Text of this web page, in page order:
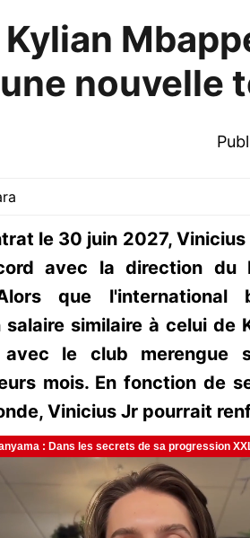
Kylian
une nouvelle
le 30 juin 2027,
avec la direction du
que l'international
similaire à celui de
avec le club merengue
mois. En fonction de
Vinicius Jr pourrait